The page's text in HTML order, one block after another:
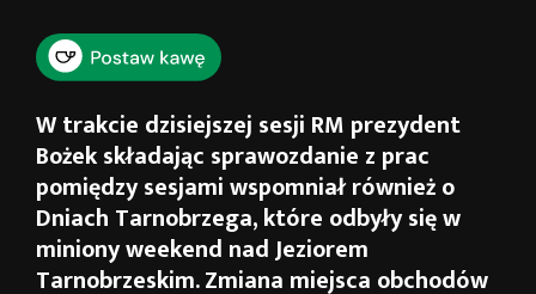
W trakcie dzisiejszej sesji RM prezydent
Bożek składając sprawozdanie z prac
pomiędzy sesjami wspomniał również o
Dniach Tarnobrzega, które odbyły się w
miniony weekend nad Jeziorem
Tarnobrzeskim. Zmiana miejsca obchodów